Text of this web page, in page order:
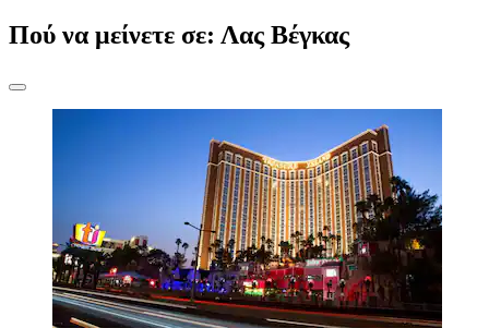
Πού να μείνετε σε: Λας Βέγκας